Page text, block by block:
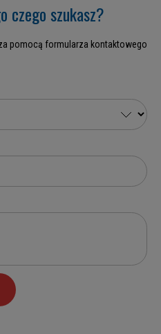
czego szukasz?
pomocą formularza kontaktowego